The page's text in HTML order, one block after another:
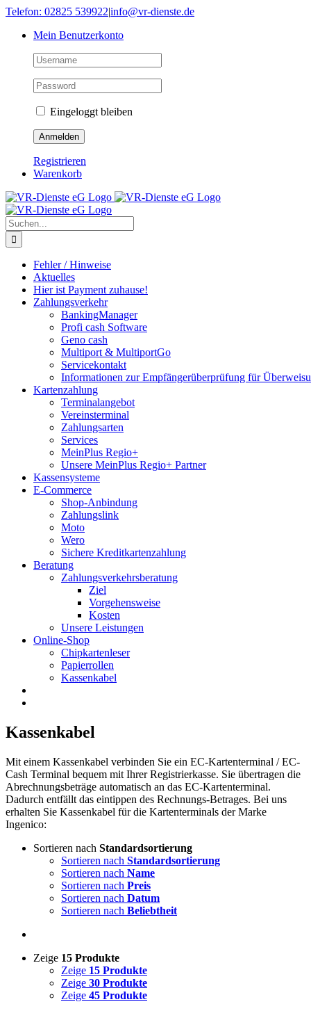
Skip
content
Telefon: 02825 539922|info@vr-dienste.de
Mein Benutzerkonto
Eingeloggt bleiben
Registrieren
Warenkorb
Suche
nach:
Fehler / Hinweise
Aktuelles
Hier ist Payment zuhause!
Zahlungsverkehr
BankingManager
Profi cash Software
Geno cash
Multiport & MultiportGo
Servicekontakt
Informationen zur Empfängerüberprüfung für
Kartenzahlung
Terminalangebot
Vereinsterminal
Zahlungsarten
Services
MeinPlus Regio+
Unsere MeinPlus Regio+ Partner
Kassensysteme
E-Commerce
Shop-Anbindung
Zahlungslink
Moto
Wero
Sichere Kreditkartenzahlung
Beratung
Zahlungsverkehrsberatung
Ziel
Vorgehensweise
Kosten
Unsere Leistungen
Online-Shop
Chipkartenleser
Papierrollen
Kassenkabel
Kassenkabel
Mit einem Kassenkabel verbinden Sie ein EC-Kartenterminal / EC-
Cash Terminal bequem mit Ihrer Registrierkasse. Sie übertragen die
Abrechnungsbeträge automatisch an das EC-Kartenterminal.
Dadurch entfällt das eintippen des Rechnungs-Betrages. Bei uns
erhalten Sie Kassenkabel für die Kartenterminals der Marke
Ingenico:
Sortieren nach Standardsortierung
Sortieren nach Standardsortierung
Sortieren nach Name
Sortieren nach Preis
Sortieren nach Datum
Sortieren nach Beliebtheit
Zeige 15 Produkte
Zeige 15 Produkte
Zeige 30 Produkte
Zeige 45 Produkte